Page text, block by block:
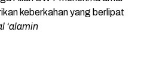
keberkahan yang berlipat
‘alamin